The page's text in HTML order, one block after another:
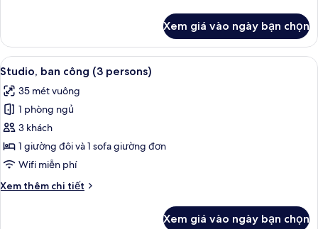
Studio,
ban
công
persons)
Xem giá vào ngày bạn chọn
Xem
tất
cả
ảnh
Studio,
ban
công
persons)
Bàn, khu vực làm việc phù hợp cho
11
Studio, ban công (3 persons)
35 mét vuông
1 phòng ngủ
3 khách
1 giường đôi và 1 sofa giường đơn
Wifi miễn phí
Xem thêm chi tiết
Chi
Xem giá vào ngày bạn chọn